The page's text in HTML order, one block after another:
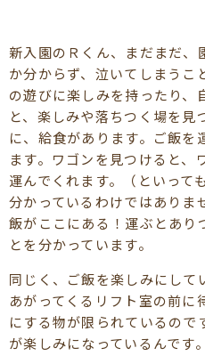
新入園のＲくん、まだまだ、
か分からず、泣いてしまうこ
の遊びに楽しみを持ったり、
と、楽しみや落ちつく場を見
に、給食があります。ご飯を
ます。ワゴンを見つけると、
運んでくれます。（といって
分かっているわけではありま
飯がここにある！運ぶとあり
とを分かっています。
同じく、ご飯を楽しみにして
あがってくるリフト室の前に
にする物が限られているので
が楽しみになっているんです